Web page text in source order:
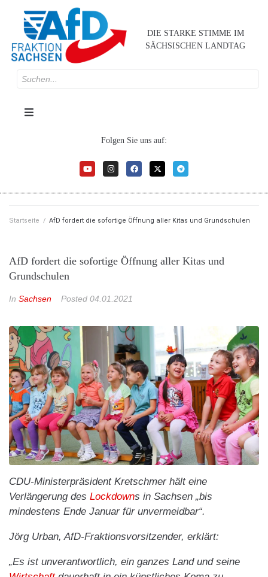
DIE STARKE STIMME IM
SÄCHSISCHEN LANDTAG
Folgen Sie uns auf:
Startseite / AfD fordert die sofortige Öffnung aller Kitas und Grundschulen
AfD fordert die sofortige Öffnung aller Kitas und
Grundschulen
In Sachsen Posted 04.01.2021
CDU-Ministerpräsident Kretschmer hält eine
Verlängerung des Lockdowns in Sachsen „bis
mindestens Ende Januar für unvermeidbar“.
Jörg Urban, AfD-Fraktionsvorsitzender, erklärt:
„Es ist unverantwortlich, ein ganzes Land und seine